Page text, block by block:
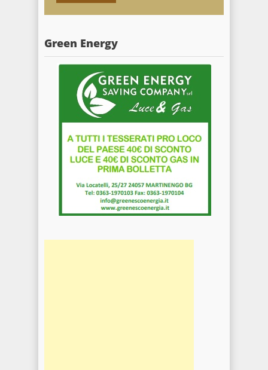
Green Energy